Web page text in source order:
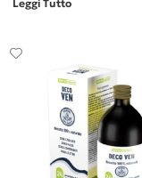
Leggi Tutto